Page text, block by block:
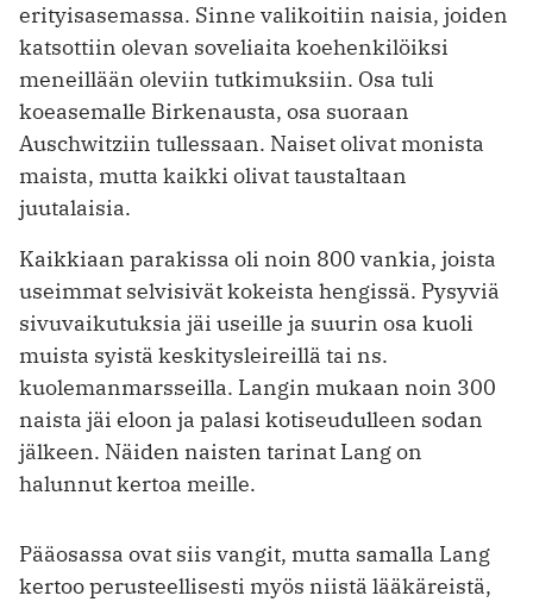
erityisasemassa. Sinne valikoitiin naisia, joiden
katsottiin olevan soveliaita koehenkilöiksi
meneillään oleviin tutkimuksiin. Osa tuli
koeasemalle Birkenausta, osa suoraan
Auschwitziin tullessaan. Naiset olivat monista
maista, mutta kaikki olivat taustaltaan
juutalaisia.
Kaikkiaan parakissa oli noin 800 vankia, joista
useimmat selvisivät kokeista hengissä. Pysyviä
sivuvaikutuksia jäi useille ja suurin osa kuoli
muista syistä keskitysleireillä tai ns.
kuolemanmarsseilla. Langin mukaan noin 300
naista jäi eloon ja palasi kotiseudulleen sodan
jälkeen. Näiden naisten tarinat Lang on
halunnut kertoa meille.
Pääosassa ovat siis vangit, mutta samalla Lang
kertoo perusteellisesti myös niistä lääkäreistä,